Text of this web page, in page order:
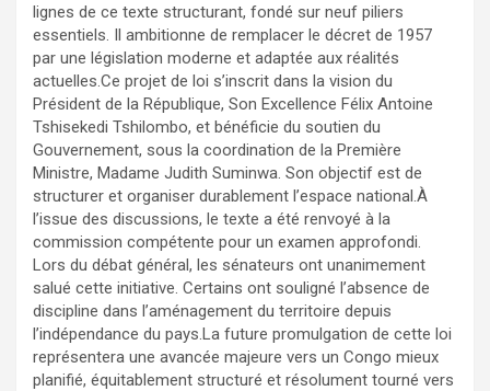
lignes de ce texte structurant, fondé sur neuf piliers
essentiels. Il ambitionne de remplacer le décret de 1957
par une législation moderne et adaptée aux réalités
actuelles.Ce projet de loi s’inscrit dans la vision du
Président de la République, Son Excellence Félix Antoine
Tshisekedi Tshilombo, et bénéficie du soutien du
Gouvernement, sous la coordination de la Première
Ministre, Madame Judith Suminwa. Son objectif est de
structurer et organiser durablement l’espace national.À
l’issue des discussions, le texte a été renvoyé à la
commission compétente pour un examen approfondi.
Lors du débat général, les sénateurs ont unanimement
salué cette initiative. Certains ont souligné l’absence de
discipline dans l’aménagement du territoire depuis
l’indépendance du pays.La future promulgation de cette loi
représentera une avancée majeure vers un Congo mieux
planifié, équitablement structuré et résolument tourné vers